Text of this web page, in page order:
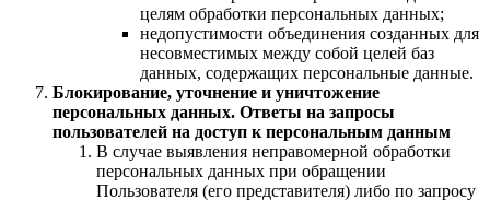
целям обработки персональных данных;
недопустимости объединения созданных для
несовместимых между собой целей баз
данных, содержащих персональные данные.
Блокирование, уточнение и уничтожение
персональных данных. Ответы на запросы
пользователей на доступ к персональным данным
В случае выявления неправомерной обработки
персональных данных при обращении
Пользователя (его представителя) либо по запросу